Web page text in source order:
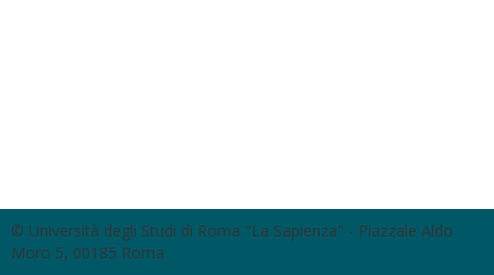
© Università degli Studi di Roma "La Sapienza" - Piazzale Aldo
Moro 5, 00185 Roma